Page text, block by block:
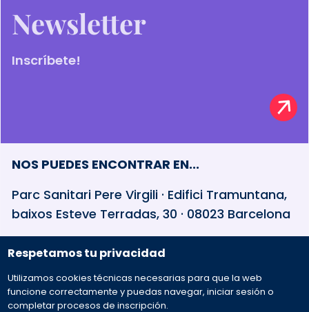
Respetamos tu privacidad
Utilizamos cookies técnicas necesarias para que la web
funcione correctamente y puedas navegar, iniciar sesión o
completar procesos de inscripción.
Newsletter
Inscríbete!
NOS PUEDES ENCONTRAR EN...
Parc Sanitari Pere Virgili · Edifici Tramuntana,
baixos Esteve Terradas, 30 · 08023 Barcelona
932 594 381
Preguntas frecuentes